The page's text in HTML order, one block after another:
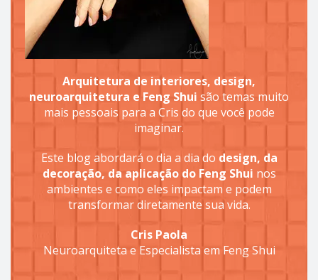
Arquitetura de interiores, design,
neuroarquitetura e Feng Shui são temas muito
mais pessoais para a Cris do que você pode
imaginar.
Este blog abordará o dia a dia do design, da
decoração, da aplicação do Feng Shui nos
ambientes e como eles impactam e podem
transformar diretamente sua vida.
Cris Paola
Neuroarquiteta e Especialista em Feng Shui